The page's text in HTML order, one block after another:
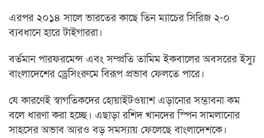
এরপর ২০১৪ সালে ভারতের কাছে তিন ম্যাচের সিরিজ ২-০
ব্যবধানে হারে টাইগাররা।
বর্তমান পারফরমেন্স এবং সম্প্রতি তামিম ইকবালের অবসরের ইস্যু
বাংলাদেশের ড্রেসিংরুমে বিরূপ প্রভাব ফেলতে পারে।
যে কারণেই স্বাগতিকদের হোয়াইটওয়াশ এড়ানোর সম্ভাবনা কম
বলে ধারণা করা হচ্ছে। এছাড়া রশিদ খানদের স্পিন সামলানোর
সাহসের অভাব আরও বড় সমস্যায় ফেলেছে বাংলাদেশকে।